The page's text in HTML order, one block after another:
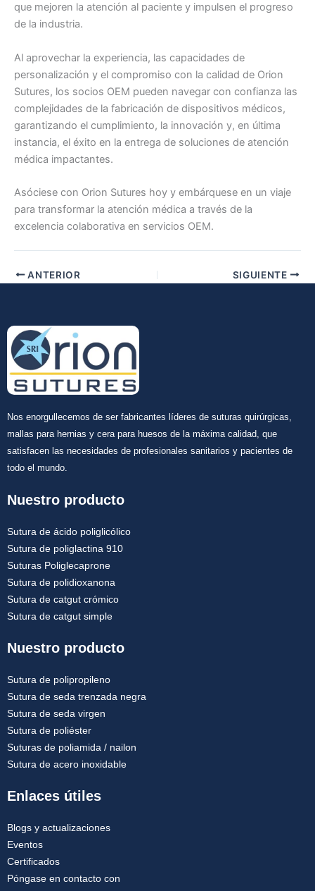
que mejoren la atención al paciente y impulsen el progreso
de la industria.
Al aprovechar la experiencia, las capacidades de
personalización y el compromiso con la calidad de Orion
Sutures, los socios OEM pueden navegar con confianza las
complejidades de la fabricación de dispositivos médicos,
garantizando el cumplimiento, la innovación y, en última
instancia, el éxito en la entrega de soluciones de atención
médica impactantes.
Asóciese con Orion Sutures hoy y embárquese en un viaje
para transformar la atención médica a través de la
excelencia colaborativa en servicios OEM.
ANTERIOR SIGUIENTE
Nos enorgullecemos de ser fabricantes líderes de suturas quirúrgicas,
mallas para hernias y cera para huesos de la máxima calidad, que
satisfacen las necesidades de profesionales sanitarios y pacientes de
todo el mundo.
Nuestro producto
Sutura de ácido poliglicólico
Sutura de poliglactina 910
Suturas Poliglecaprone
Sutura de polidioxanona
Sutura de catgut crómico
Sutura de catgut simple
Nuestro producto
Sutura de polipropileno
Sutura de seda trenzada negra
Sutura de seda virgen
Sutura de poliéster
Suturas de poliamida / nailon
Sutura de acero inoxidable
Enlaces útiles
Blogs y actualizaciones
Eventos
Certificados
Póngase en contacto con